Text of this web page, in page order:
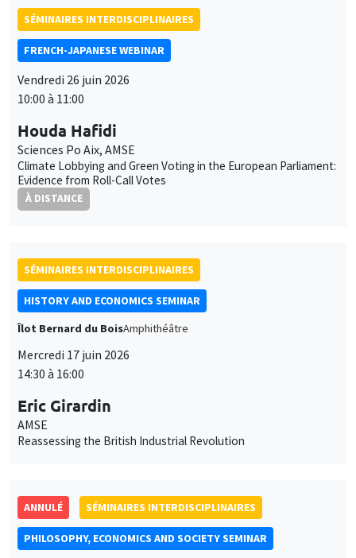
SÉMINAIRES INTERDISCIPLINAIRES
FRENCH-JAPANESE WEBINAR
Vendredi 26 juin 2026
10:00 à 11:00
Houda Hafidi
Sciences Po Aix, AMSE
Climate Lobbying and Green Voting in the European Parliament:
Evidence from Roll-Call Votes
À DISTANCE
SÉMINAIRES INTERDISCIPLINAIRES
HISTORY AND ECONOMICS SEMINAR
Îlot Bernard du BoisAmphithéâtre
Mercredi 17 juin 2026
14:30 à 16:00
Eric Girardin
AMSE
Reassessing the British Industrial Revolution
ANNULÉ SÉMINAIRES INTERDISCIPLINAIRES
PHILOSOPHY, ECONOMICS AND SOCIETY SEMINAR